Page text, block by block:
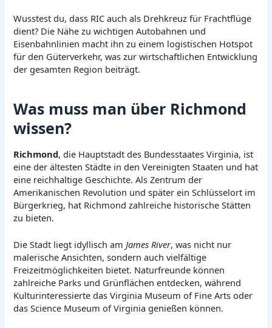
Wusstest du, dass RIC auch als Drehkreuz für Frachtflüge
dient? Die Nähe zu wichtigen Autobahnen und
Eisenbahnlinien macht ihn zu einem logistischen Hotspot
für den Güterverkehr, was zur wirtschaftlichen Entwicklung
der gesamten Region beiträgt.
Was muss man über Richmond
wissen?
Richmond, die Hauptstadt des Bundesstaates Virginia, ist
eine der ältesten Städte in den Vereinigten Staaten und hat
eine reichhaltige Geschichte. Als Zentrum der
Amerikanischen Revolution und später ein Schlüsselort im
Bürgerkrieg, hat Richmond zahlreiche historische Stätten
zu bieten.
Die Stadt liegt idyllisch amJames River, was nicht nur
malerische Ansichten, sondern auch vielfältige
Freizeitmöglichkeiten bietet. Naturfreunde können
zahlreiche Parks und Grünflächen entdecken, während
Kulturinteressierte das Virginia Museum of Fine Arts oder
das Science Museum of Virginia genießen können.